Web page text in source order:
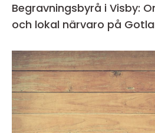
Begravningsbyrå i Visby:
och lokal närvaro på